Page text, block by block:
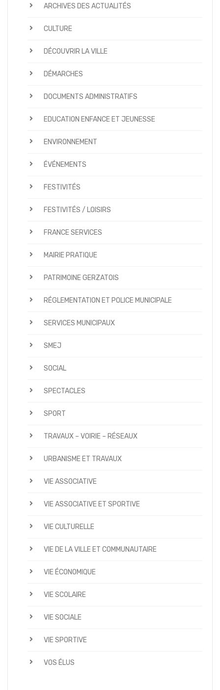
ARCHIVES DES ACTUALITÉS
CULTURE
DÉCOUVRIR LA VILLE
DÉMARCHES
DOCUMENTS ADMINISTRATIFS
EDUCATION ENFANCE ET JEUNESSE
ENVIRONNEMENT
ÉVÉNEMENTS
FESTIVITÉS
FESTIVITÉS / LOISIRS
FRANCE SERVICES
MAIRIE PRATIQUE
PATRIMOINE GERZATOIS
RÉGLEMENTATION ET POLICE MUNICIPALE
SERVICES MUNICIPAUX
SMEJ
SOCIAL
SPECTACLES
SPORT
TRAVAUX – VOIRIE – RÉSEAUX
URBANISME ET TRAVAUX
VIE ASSOCIATIVE
VIE ASSOCIATIVE ET SPORTIVE
VIE CULTURELLE
VIE DE LA VILLE ET COMMUNAUTAIRE
VIE ÉCONOMIQUE
VIE SCOLAIRE
VIE SOCIALE
VIE SPORTIVE
VOS ÉLUS